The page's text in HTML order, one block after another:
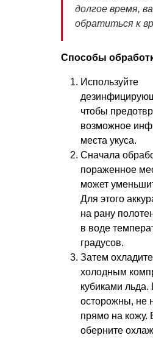
долгое время,
обратиться к
Способы
Используйте
чтобы
возможное
места укуса.
Сначала
пораженное
может
Для этого
на рану
в воде
градусов.
Затем
холодным
кубиками льда.
осторожны, не
прямо на кожу.
оберните